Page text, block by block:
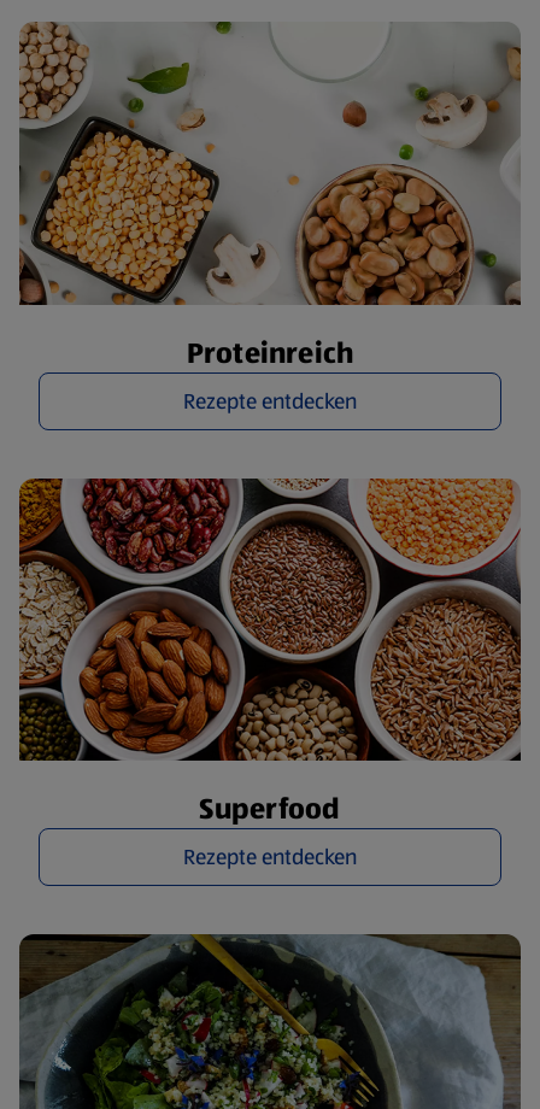
Proteinreich
Rezepte entdecken
Superfood
Rezepte entdecken